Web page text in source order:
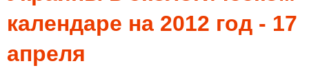
календаре на 2012 год - 17
апреля